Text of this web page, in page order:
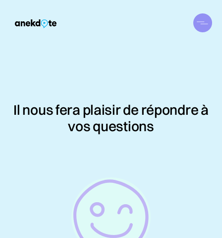
Il nous fera plaisir de répondre à
vos questions